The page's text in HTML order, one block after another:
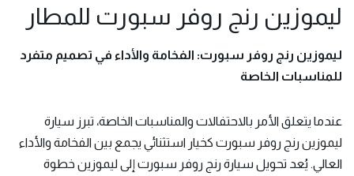
ليموزين رنج روفر سبورت للمطار
ليموزين رنج روفر سبورت: الفخامة والأداء في تصميم متفرد
للمناسبات الخاصة
عندما يتعلق الأمر بالاحتفالات والمناسبات الخاصة، تبرز سيارة
ليموزين رنج روفر سبورت كخيار استثنائي يجمع بين الفخامة والأداء
العالي. يُعد تحويل سيارة رنج روفر سبورت إلى ليموزين خطوة